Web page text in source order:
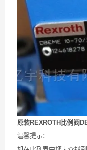
原装REXROTH比例阀
温馨提示：